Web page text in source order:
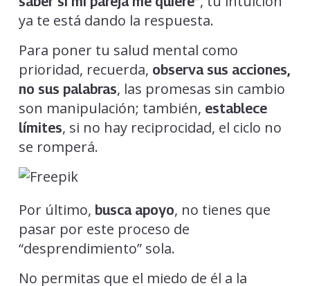
ya te está dando la respuesta.
Para poner tu salud mental como
prioridad, recuerda, observa sus acciones,
no sus palabras, las promesas sin cambio
son manipulación; también, establece
límites, si no hay reciprocidad, el ciclo no
se romperá.
Por último, busca apoyo, no tienes que
pasar por este proceso de
“desprendimiento” sola.
No permitas que el miedo de él a la